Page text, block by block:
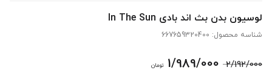
لوسیون بدن بث اند بادی In The Sun
شناسه محصول: 667659320400
2/192/000 قیمت
1/989/000 تومانقیمت